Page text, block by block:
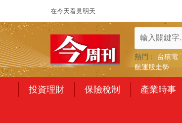
在今天看見明天
熱門： 台積電
航運股走勢
投資理財 保險稅制 產業時事